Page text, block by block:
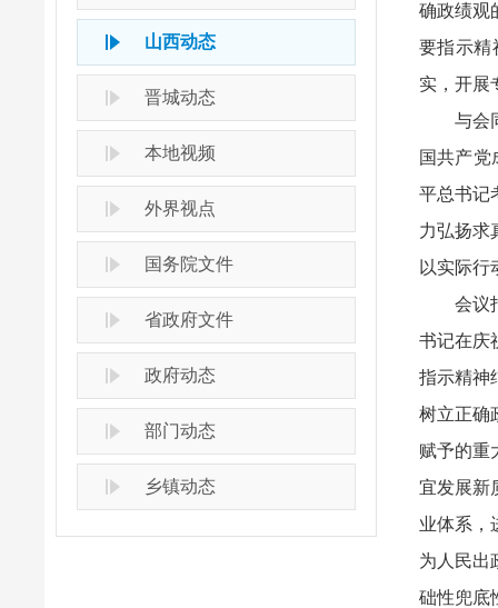
山西动态
晋城动态
本地视频
外界视点
国务院文件
省政府文件
政府动态
部门动态
乡镇动态
确政绩观
要指示精
实，开展
与会同
国共产党
平总书记
力弘扬求
以实际行
会议指
书记在庆
指示精神
树立正确
赋予的重
宜发展新
业体系，
为人民出
础性兜底